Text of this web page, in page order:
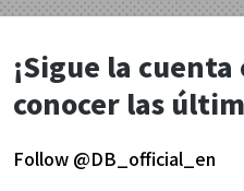
¡Sigue la
conocer las
Follow @DB_official_en